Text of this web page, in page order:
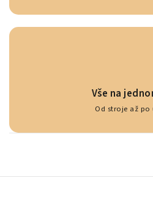
Vše na
Od stroje až po